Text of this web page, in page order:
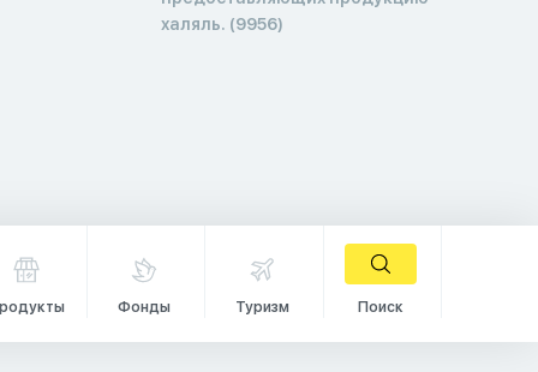
халяль. (9956)
Фонды Туризм Поиск